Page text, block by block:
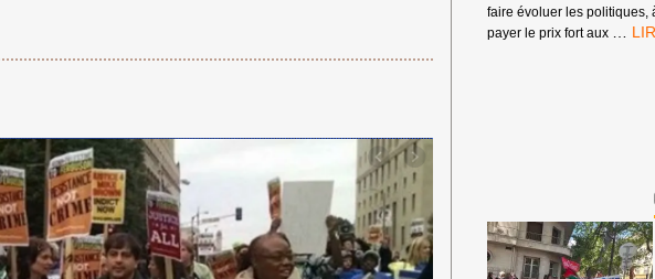
faire évoluer les politiques,
payer le prix fort aux
LE
DE
2026